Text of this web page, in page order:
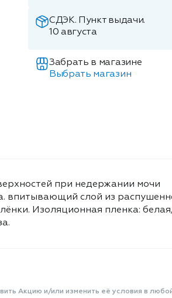
СДЭК. Пункт выдачи.
10 августа
Забрать в магазине
Выбрать магазин
при недержании мочи
впитывающий слой из
Изоляционная пленка:
Акцию и/или изменить её условия в